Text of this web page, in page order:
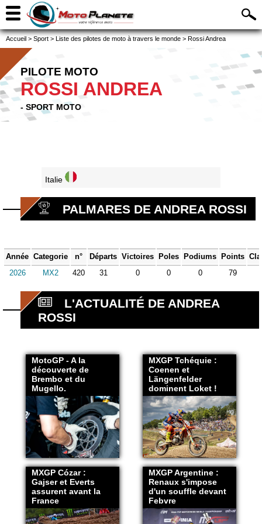
Accueil > Sport > Liste des pilotes de moto à travers le monde > Rossi Andrea
PILOTE MOTO
ROSSI ANDREA
- SPORT MOTO
Italie
PALMARES DE ANDREA ROSSI
Année Categorie n° Départs Victoires Poles Podiums Points
2026
MX2 420 31 0 0 0 79
L'ACTUALITÉ DE ANDREA
ROSSI
MotoGP - A la
découverte de
Brembo et du
Mugello.
MXGP Tchéquie :
Coenen et
Längenfelder
dominent Loket !
MXGP Cózar :
Gajser et Everts
assurent avant la
France
MXGP Argentine :
Renaux s'impose
d'un souffle devant
Febvre